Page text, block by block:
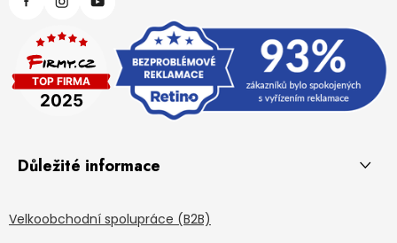
Důležité informace
Velkoobchodní spolupráce (B2B)